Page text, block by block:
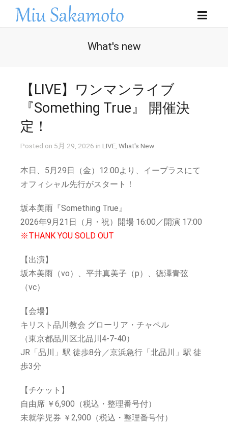
What's new
【LIVE】ワンマンライブ
『Something True』 開催決
定！
Posted on 5月 29, 2026 in LIVE, What's New
本日、5月29日（金）12:00より、イープラスにて
オフィシャル先行がスタート！
坂本美雨『Something True』
2026年9月21日（月・祝）開場 16:00／開演 17:00
※THANK YOU SOLD OUT
【出演】
坂本美雨（vo）、平井真美子（p）、徳澤青弦
（vc）
【会場】
キリスト品川教会 グローリア・チャペル
（東京都品川区北品川4-7-40）
JR「品川」駅 徒歩8分／京浜急行「北品川」駅 徒
歩3分
【チケット】
自由席 ￥6,900（税込・整理番号付）
未就学児券 ￥2,900（税込・整理番号付）